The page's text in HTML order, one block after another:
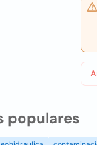
populares